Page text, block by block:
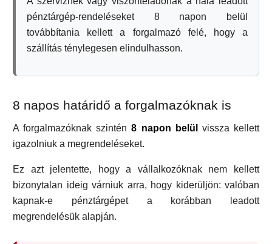
pénztárgép-rendeléseket 8 napon belül
továbbítania kellett a forgalmazó felé, hogy a
szállítás ténylegesen elindulhasson.
8 napos határidő a forgalmazóknak is
A forgalmazóknak szintén8 napon belül
vissza kellett
igazolniuk a megrendeléseket.
Ez azt jelentette, hogy a vállalkozóknak nem kellett
bizonytalan ideig várniuk arra, hogy kiderüljön: valóban
kapnak-e pénztárgépet a korábban leadott
megrendelésük alapján.